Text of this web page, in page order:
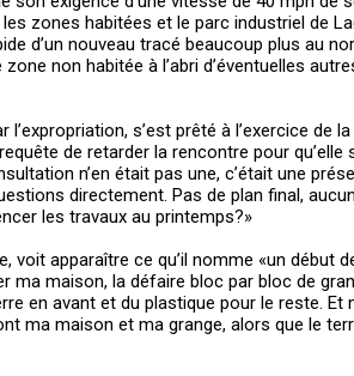
zones habitées et le parc industriel de
d’un nouveau tracé beaucoup plus au
non habitée à l’abri d’éventuelles
s’est prêté à l’exercice de
de retarder la rencontre pour qu’elle
n’en était pas une, c’était une
directement. Pas de plan final,
les travaux au printemps?»
voit apparaître ce qu’il nomme «un début
ma maison, la défaire bloc par bloc de
en avant et du plastique pour le reste. Et
ma maison et ma grange, alors que le